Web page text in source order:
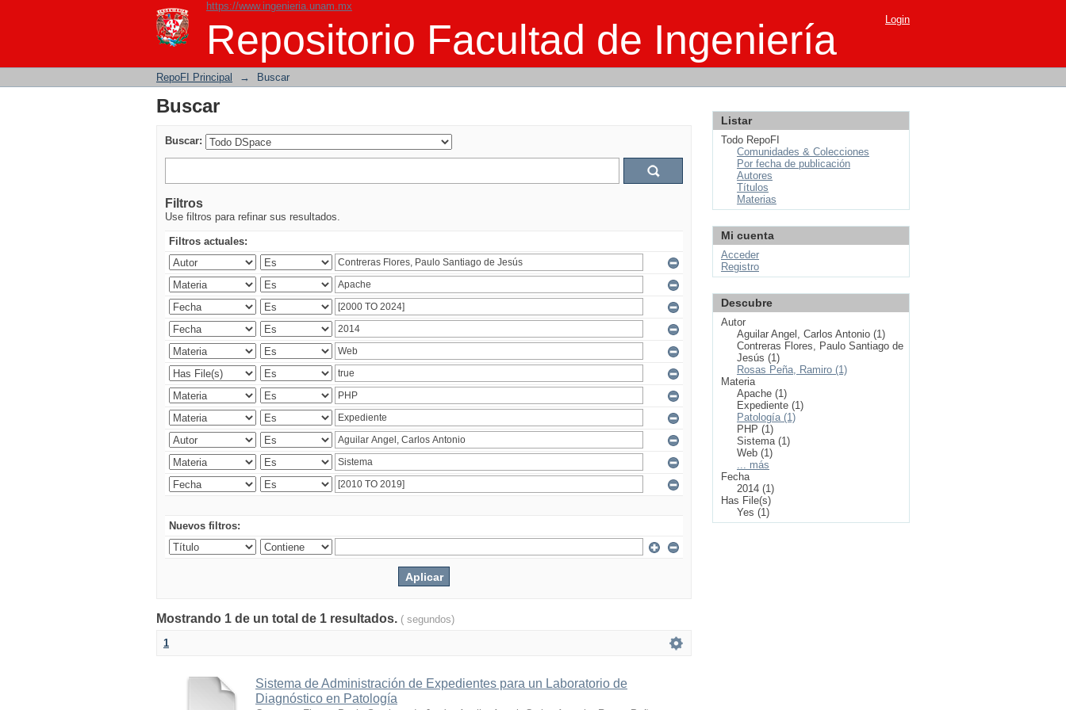
https://www.ingenieria.unam.mx
Repositorio Facultad de Ingeniería
Buscar Login
RepoFI Principal → Buscar
Buscar
Buscar:
Filtros
Use filtros para refinar sus resultados.
Filtros actuales:
Nuevos filtros:
Mostrando 1 de un total de 1 resultados. ( segundos)
1
Sistema de Administración de Expedientes para un Laboratorio de
Diagnóstico en Patología
Listar
Todo RepoFI
Comunidades & Colecciones
Por fecha de publicación
Autores
Títulos
Materias
Mi cuenta
Acceder
Registro
Descubre
Autor
Aguilar Angel, Carlos Antonio (1)
Contreras Flores, Paulo Santiago de
Jesús (1)
Rosas Peña, Ramiro (1)
Materia
Apache (1)
Expediente (1)
Patología (1)
PHP (1)
Sistema (1)
Web (1)
... más
Fecha
2014 (1)
Has File(s)
Yes (1)